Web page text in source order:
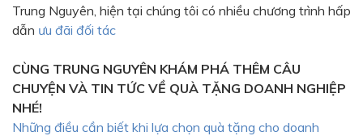
Trung Nguyên, hiện tại chúng tôi có nhiều chương trình hấp
dẫn ưu đãi đối tác
CÙNG TRUNG NGUYÊN KHÁM PHÁ THÊM CÂU
CHUYỆN VÀ TIN TỨC VỀ QUÀ TẶNG DOANH NGHIỆP
NHÉ!
Những điều cần biết khi lựa chọn quà tặng cho doanh